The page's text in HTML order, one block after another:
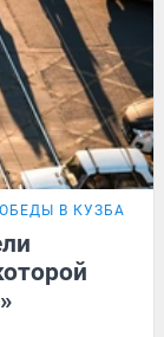
В КУЗБАССЕ